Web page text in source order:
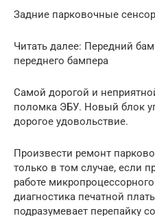
Задние парковочные
Читать далее: Передний
переднего бампера
Самой дорогой и
поломка ЭБУ. Новый блок
дорогое удовольствие.
Произвести ремонт
только в том случае, если
работе
диагностика печатной
подразумевает перепайку